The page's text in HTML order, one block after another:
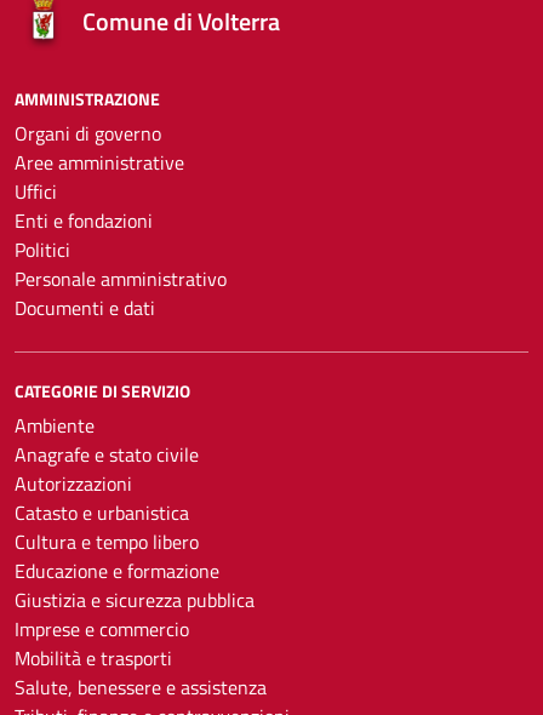
Comune di Volterra
AMMINISTRAZIONE
Organi di governo
Aree amministrative
Uffici
Enti e fondazioni
Politici
Personale amministrativo
Documenti e dati
CATEGORIE DI SERVIZIO
Ambiente
Anagrafe e stato civile
Autorizzazioni
Catasto e urbanistica
Cultura e tempo libero
Educazione e formazione
Giustizia e sicurezza pubblica
Imprese e commercio
Mobilità e trasporti
Salute, benessere e assistenza